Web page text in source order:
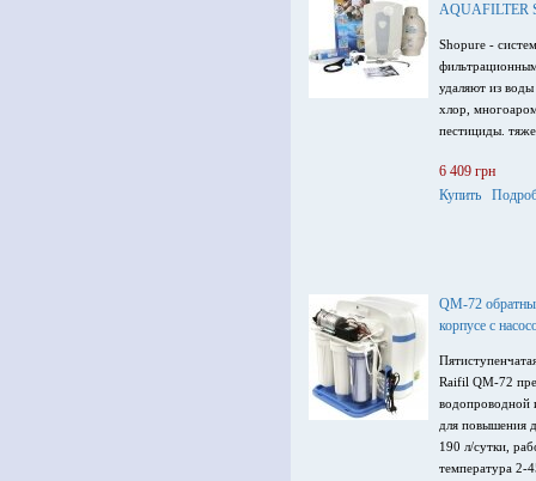
AQUAFILTER
Shopure -
удаляют из
хлор,
пестициды.
6 409 грн
Купить
QM-72
корпусе с
Raifil QM-72
водопроводной
для повышения
190 л/сутки,
температура 2-